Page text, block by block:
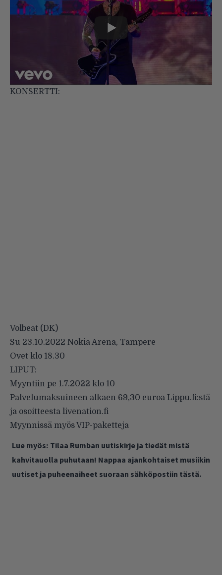
KONSERTTI:
Volbeat (DK)
Su 23.10.2022 Nokia Arena, Tampere
Ovet klo 18.30
LIPUT:
Myyntiin pe 1.7.2022 klo 10
Palvelumaksuineen alkaen 69,30 euroa Lippu.fi:stä
ja osoitteesta livenation.fi
Myynnissä myös VIP-paketteja
Lue myös: Tilaa Rumban uutiskirje ja tiedät mistä
kahvitauolla puhutaan! Nappaa ajankohtaiset musiikin
uutiset ja puheenaiheet suoraan sähköpostiin tästä.